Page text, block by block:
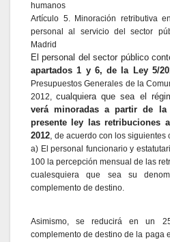
humanos
Artículo 5. Minoración retributiva
personal al servicio del sector
Madrid
El personal del sector público
apartados 1 y 6, de la Ley 5/
Presupuestos Generales de la
2012,cualquiera que sea el
verá minoradas a partir de
presente ley las retribuciones
2012, de acuerdo con los siguientes
a) El personal funcionario y
100 la percepción mensual de las
cualesquiera que sea su
complemento de destino.
Asimismo, se reducirá en un
complemento de destino de la paga